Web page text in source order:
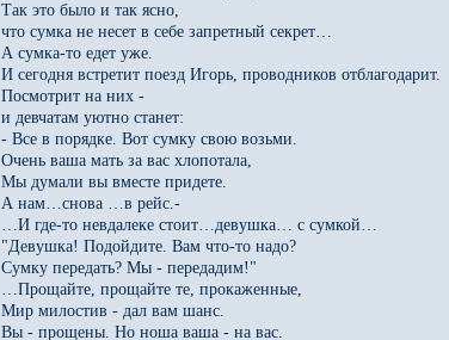
Так это было и так ясно,
что сумка не несет в себе запретный секрет…
А сумка-то едет уже.
И сегодня встретит поезд Игорь, проводников отблагодарит.
Посмотрит на них -
и девчатам уютно станет:
- Все в порядке. Вот сумку свою возьми.
Очень ваша мать за вас хлопотала,
Мы думали вы вместе придете.
А нам…снова …в рейс.-
…И где-то невдалеке стоит…девушка… с сумкой…
"Девушка! Подойдите. Вам что-то надо?
Сумку передать? Мы - передадим!"
…Прощайте, прощайте те, прокаженные,
Мир милостив - дал вам шанс.
Вы - прощены. Но ноша ваша - на вас.